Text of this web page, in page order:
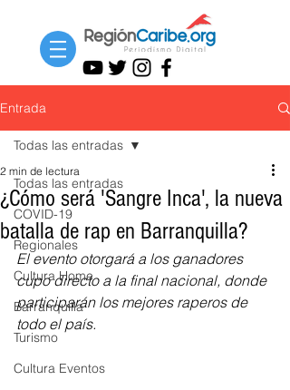
Entrada
Todas las entradas
COVID-19
Regionales
Cultura Home
Barranquilla
Turismo
Cultura Eventos
Todas las entradas
¿Cómo será 'Sangre Inca', la nueva
batalla de rap en Barranquilla?
2 min de lectura
El evento otorgará a los ganadores
cupo directo a la final nacional, donde
participarán los mejores raperos de
todo el país.